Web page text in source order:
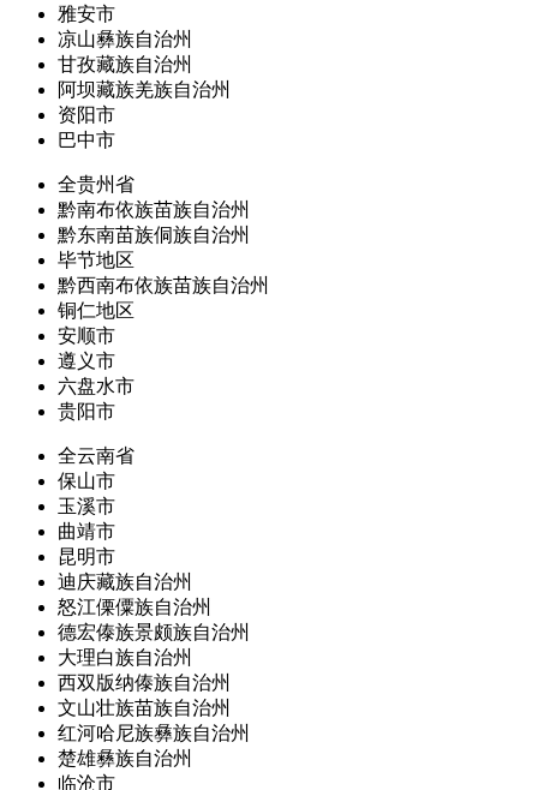
雅安市
凉山彝族自治州
甘孜藏族自治州
阿坝藏族羌族自治州
资阳市
巴中市
全贵州省
黔南布依族苗族自治州
黔东南苗族侗族自治州
毕节地区
黔西南布依族苗族自治州
铜仁地区
安顺市
遵义市
六盘水市
贵阳市
全云南省
保山市
玉溪市
曲靖市
昆明市
迪庆藏族自治州
怒江傈僳族自治州
德宏傣族景颇族自治州
大理白族自治州
西双版纳傣族自治州
文山壮族苗族自治州
红河哈尼族彝族自治州
楚雄彝族自治州
临沧市